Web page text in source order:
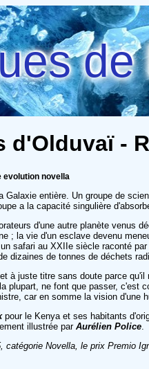
d'Olduvaï -
evolution novella
Galaxie entière. Un groupe de
a la capacité singulière
d'une autre planète venus
; la vie d'un esclave devenu
safari au XXIIe siècle raconté
dizaines de tonnes de déchets
à juste titre sans doute parce
ne font que passer, c'est
car en somme la vision
pour le Kenya et ses habitants
illustrée par Aurélien Police
Novella, le prix Premio